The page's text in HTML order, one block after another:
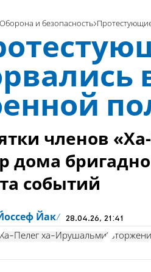
Оборона и безопасность
членов
дома
событий
Йак 28.04.26, 21:41
"Ха-Пелег ха-Ирушальми"